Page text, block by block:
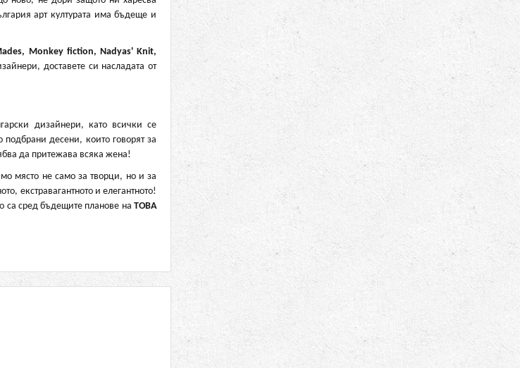
арт културата има бъдеще и
Monkey fiction, Nadyas' Knit,
доставете си насладата от
дизайнери, като всички се
десени, които говорят за
да притежава всяка жена!
място не само за творци, но и за
екстравагантното и елегантното!
са сред бъдещите планове на ТОВА